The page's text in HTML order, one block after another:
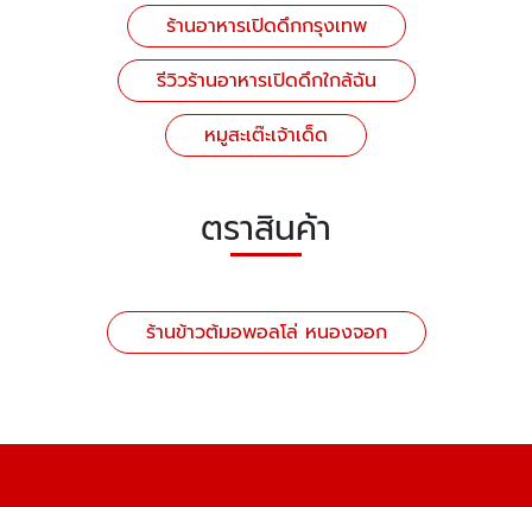
ร้านอาหารเปิดดึกกรุงเทพ
รีวิวร้านอาหารเปิดดึกใกล้ฉัน
หมูสะเต๊ะเจ้าเด็ด
ตราสินค้า
ร้านข้าวต้มอพอลโล่ หนองจอก